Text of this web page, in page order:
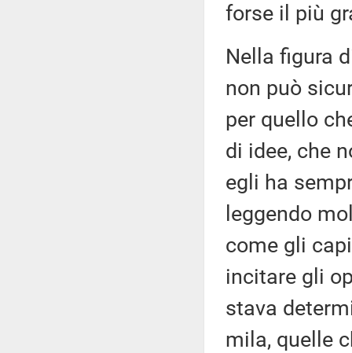
forse il più
Nella figura
non può
per quello
di idee, che
egli ha
leggendo
come gli
incitare gli
stava
mila, quelle